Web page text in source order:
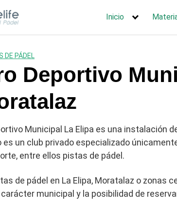
Inicio
DE PÁDEL
Deportivo
Municipal La Elipa es una instalación
es un club privado especializado
entre ellos pistas de pádel.
de pádel en La Elipa, Moratalaz o zonas
municipal y la posibilidad de